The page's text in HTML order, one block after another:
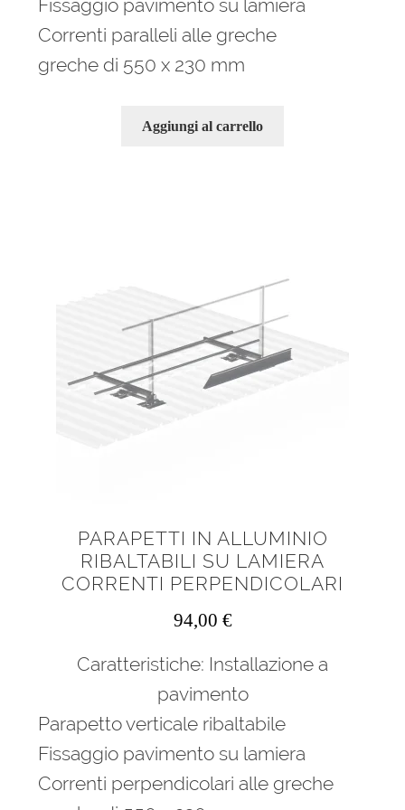
Fissaggio pavimento su lamiera
Correnti paralleli alle greche
greche di 550 x 230 mm
Aggiungi al carrello
PARAPETTI IN ALLUMINIO
RIBALTABILI SU LAMIERA
CORRENTI PERPENDICOLARI
94,00 €
Caratteristiche: Installazione a
pavimento
Parapetto verticale ribaltabile
Fissaggio pavimento su lamiera
Correnti perpendicolari alle greche